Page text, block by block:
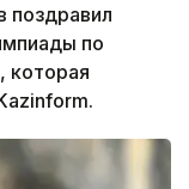
поздравил
по
которая